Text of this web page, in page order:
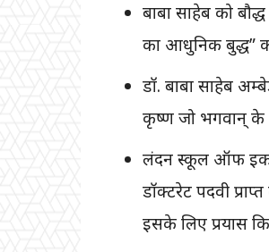
बाबा साहेब को
का आधुनिक बुद्ध”
डॉ. बाबा साहेब
कृष्ण जो भगवान् के
लंदन स्कूल ऑफ
डॉक्टरेट पदवी
इसके लिए प्रयास